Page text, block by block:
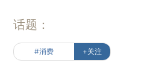
话题：
#消费 +关注